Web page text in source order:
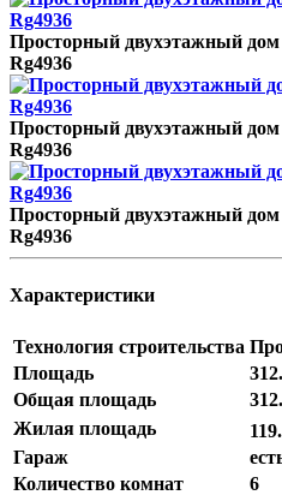
Просторный двухэтажный дом
Rg4936
Просторный двухэтажный дом
Rg4936
Просторный двухэтажный дом
Rg4936
Характеристики
Технология строительства
Площадь
Общая площадь
Жилая площадь
Гараж
Количество комнат
6